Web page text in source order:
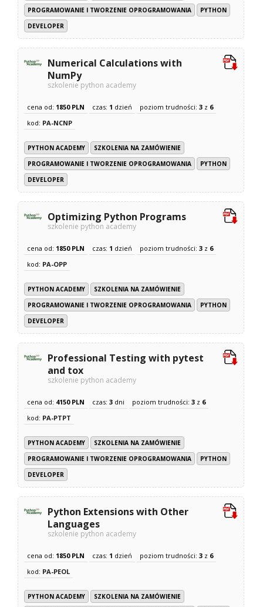
PROGRAMOWANIE I TWORZENIE OPROGRAMOWANIA
PYTHON
DEVELOPER
Numerical Calculations with
NumPy
szkolenie python academy
cena od: 1850 PLN czas: 1 dzień poziom trudności:3 z 6
kod: PA-NCNP
PYTHON ACADEMY
SZKOLENIA NA ZAMÓWIENIE
PROGRAMOWANIE I TWORZENIE OPROGRAMOWANIA
PYTHON
DEVELOPER
Optimizing Python Programs
szkolenie python academy
cena od: 1850 PLN czas: 1 dzień poziom trudności:3 z 6
kod: PA-OPP
PYTHON ACADEMY
SZKOLENIA NA ZAMÓWIENIE
PROGRAMOWANIE I TWORZENIE OPROGRAMOWANIA
PYTHON
DEVELOPER
Professional Testing with pytest
and tox
szkolenie python academy
cena od: 4150 PLN czas:3 dni poziom trudności:3 z 6
kod: PA-PTPT
PYTHON ACADEMY
SZKOLENIA NA ZAMÓWIENIE
PROGRAMOWANIE I TWORZENIE OPROGRAMOWANIA
PYTHON
DEVELOPER
Python Extensions with Other
Languages
szkolenie python academy
cena od: 1850 PLN czas: 1 dzień poziom trudności:3 z 6
kod: PA-PEOL
PYTHON ACADEMY
SZKOLENIA NA ZAMÓWIENIE